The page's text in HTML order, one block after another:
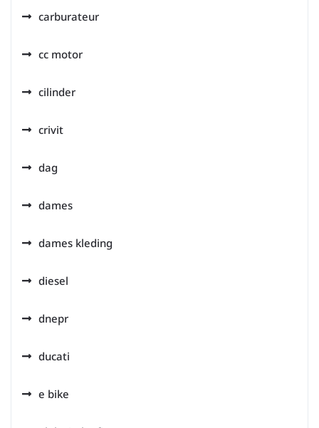
carburateur
cc motor
cilinder
crivit
dag
dames
dames kleding
diesel
dnepr
ducati
e bike